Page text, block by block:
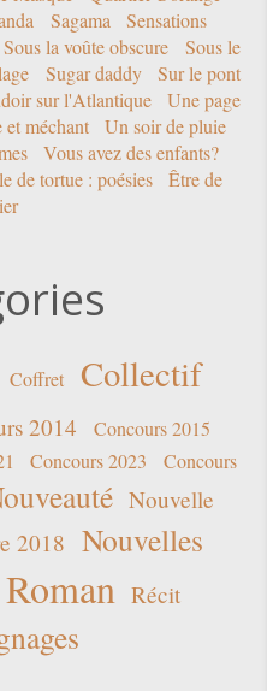
Sagama
Sensations
Sous la voûte obscure
Sous le
Sugar daddy
Sur le pont
sur l'Atlantique
Une page
méchant
Un soir de pluie
Vous avez des enfants?
de tortue : poésies
Être de
Coffret
Collectif
2014
Concours 2015
Concours 2023
Concours
Nouvelle
2018 Nouvelles
Roman Récit